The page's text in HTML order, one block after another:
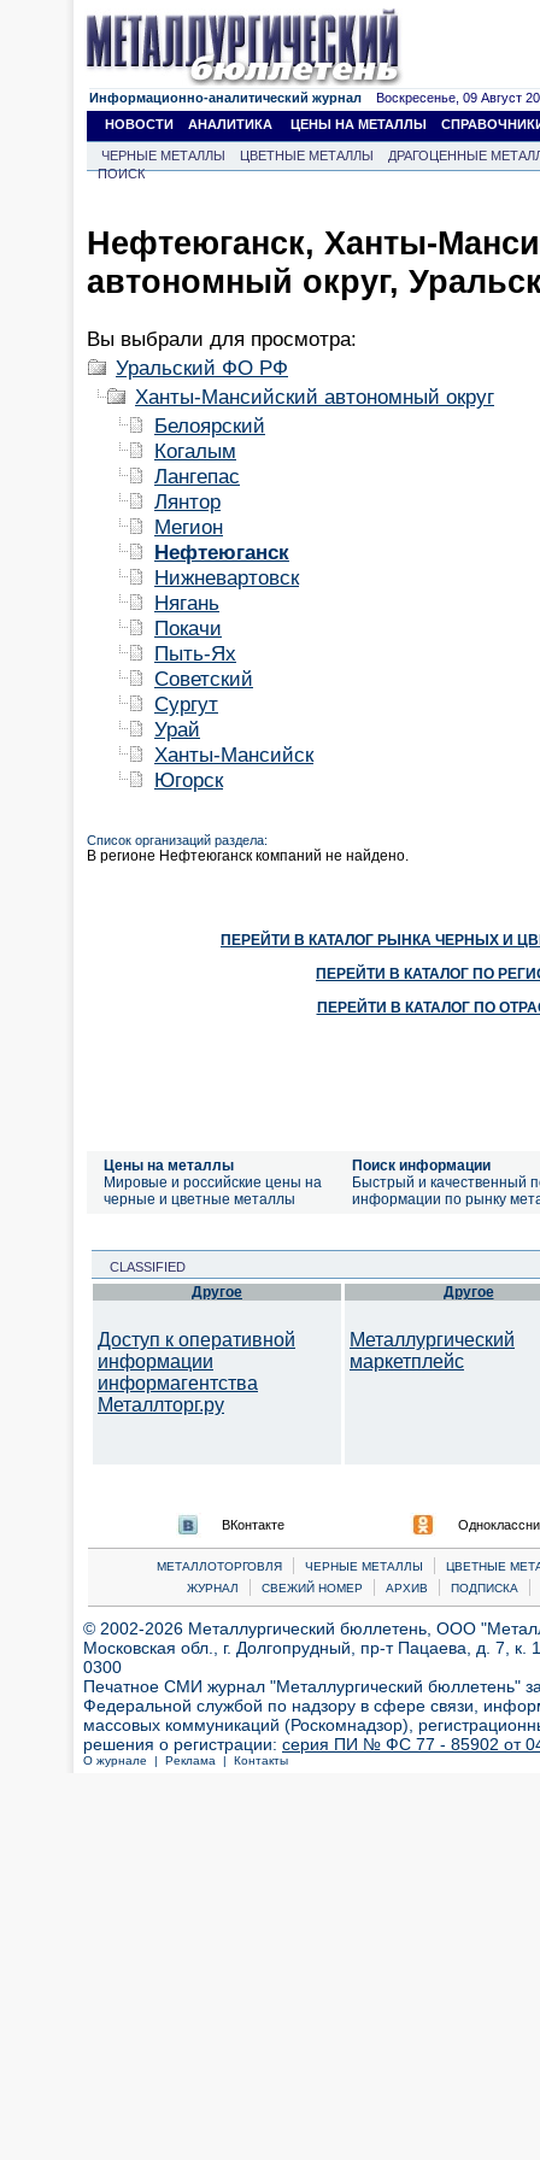
Информационно-аналитический журнал Воскресенье, 09 Август
НОВОСТИ
АНАЛИТИКА ЦЕНЫ НА МЕТАЛЛЫ
ЧЕРНЫЕ МЕТАЛЛЫ ЦВЕТНЫЕ МЕТАЛЛЫ
ДРАГОЦЕННЫЕ
ПОИСК
Нефтеюганск, Ханты-
автономный округ,
Вы выбрали для просмотра:
Уральский ФО РФ
Ханты-Мансийский автономный округ
Белоярский
Когалым
Лангепас
Лянтор
Мегион
Нефтеюганск
Нижневартовск
Нягань
Покачи
Пыть-Ях
Советский
Сургут
Урай
Ханты-Мансийск
Югорск
Список организаций раздела:
В регионе Нефтеюганск компаний не найдено.
ПЕРЕЙТИ В КАТАЛОГ РЫНКА ЧЕРНЫХ И
ПЕРЕЙТИ В КАТАЛОГ ПО
ПЕРЕЙТИ В КАТАЛОГ ПО
Цены на металлы
Мировые и российские цены на
черные и цветные металлы
Поиск информации
Быстрый и качественный
информации по рынку
CLASSIFIED
Другое
Доступ к оперативной
информации
информагентства
Металлторг.ру
Другое
Металлургический
маркетплейс
ВКонтакте
МЕТАЛЛОТОРГОВЛЯ | ЧЕРНЫЕ МЕТАЛЛЫ |
ЦВЕТНЫЕ
ЖУРНАЛ
| СВЕЖИЙ НОМЕР | АРХИВ | ПОДПИСКА |
© 2002-2026 Металлургический бюллетень, ООО
Московская обл., г. Долгопрудный, пр-т Пацаева, д. 7,
0300
Печатное СМИ журнал "Металлургический бюллетень"
Федеральной службой по надзору в сфере связи,
массовых коммуникаций (Роскомнадзор),
решения о регистрации: серия ПИ № ФС 77 - 85902 от 04
О журнале | Реклама | Контакты